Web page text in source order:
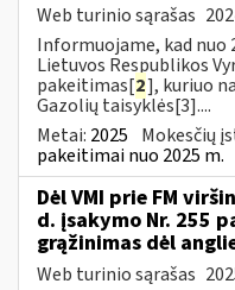
Web turinio sąrašas
Informuojame, kad nuo
Lietuvos Respublikos
pakeitimas[2], kuriuo
Gazolių taisyklės[3]....
Metai: 2025 Mokesčių
pakeitimai nuo 2025 m.
Dėl VMI prie FM
d. įsakymo Nr. 255
grąžinimas dėl
Web turinio sąrašas